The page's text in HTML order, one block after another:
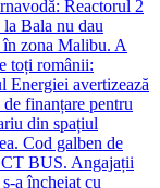
Reactorul 2
Bala nu dau
în zona Malibu. A
toți românii:
Energiei avertizează
finanțare pentru
din spațiul
Cod galben de
BUS. Angajații
a încheiat cu